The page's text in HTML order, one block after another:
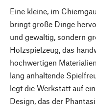
Eine kleine, im
bringt große Dinge
und gewaltig, sondern
Holzspielzeug, das
hochwertigen
lang anhaltende
legt die Werkstatt auf
Design, das der